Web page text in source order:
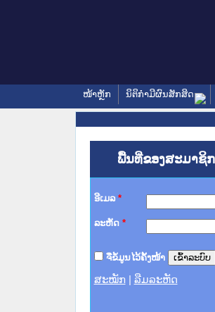
ໜ້າຫຼັກ ນິຕິກໍາມີຜົນສັກສິດ
ພື້ນທີ່ຂອງສະມາຊິກ
ອີເມລ *
ລະຫັດ *
ຈື່ຂໍ້ມູນໄວ້ຄັ້ງໜ້າ
ສະໝັກ ລືມລະຫັດ